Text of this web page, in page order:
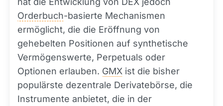
Orderbuch-basierte Mechanismen
ermöglicht, die die Eröffnung von
gehebelten Positionen auf synthetische
Vermögenswerte, Perpetuals oder
Optionen erlauben. GMX ist die bisher
populärste dezentrale Derivatebörse, die
Instrumente anbietet, die in der